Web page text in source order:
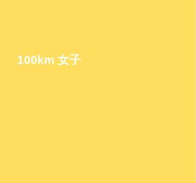
100km 女子